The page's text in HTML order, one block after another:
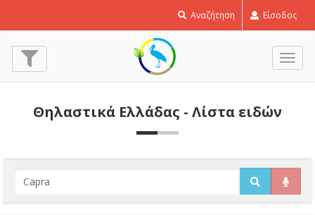
Αναζήτηση Είσοδος
Θηλαστικά Ελλάδας - Λίστα ειδών